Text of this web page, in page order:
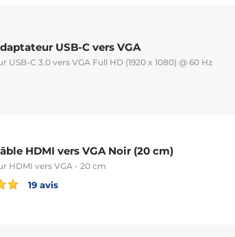
USB-C vers VGA
USB-C 3.0 vers VGA Full HD (1920 x 1080) @ 60 Hz
HDMI vers VGA Noir (20 cm)
HDMI vers VGA - 20 cm
19 avis